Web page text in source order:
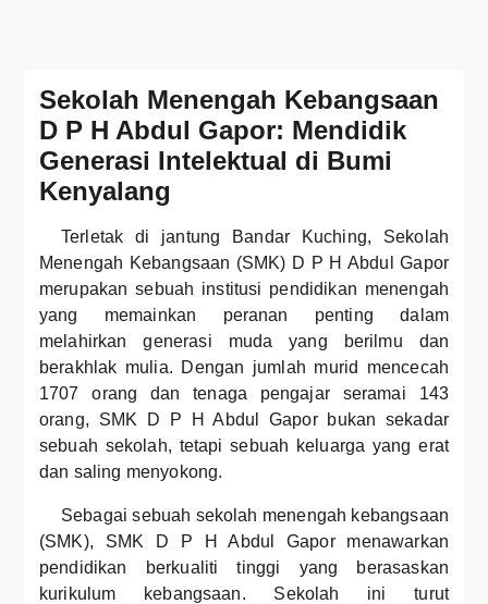
Sekolah Menengah Kebangsaan
D P H Abdul Gapor: Mendidik
Generasi Intelektual di Bumi
Kenyalang
Terletak di jantung Bandar Kuching, Sekolah
Menengah Kebangsaan (SMK) D P H Abdul Gapor
merupakan sebuah institusi pendidikan menengah
yang memainkan peranan penting dalam
melahirkan generasi muda yang berilmu dan
berakhlak mulia. Dengan jumlah murid mencecah
1707 orang dan tenaga pengajar seramai 143
orang, SMK D P H Abdul Gapor bukan sekadar
sebuah sekolah, tetapi sebuah keluarga yang erat
dan saling menyokong.
Sebagai sebuah sekolah menengah kebangsaan
(SMK), SMK D P H Abdul Gapor menawarkan
pendidikan berkualiti tinggi yang berasaskan
kurikulum kebangsaan. Sekolah ini turut